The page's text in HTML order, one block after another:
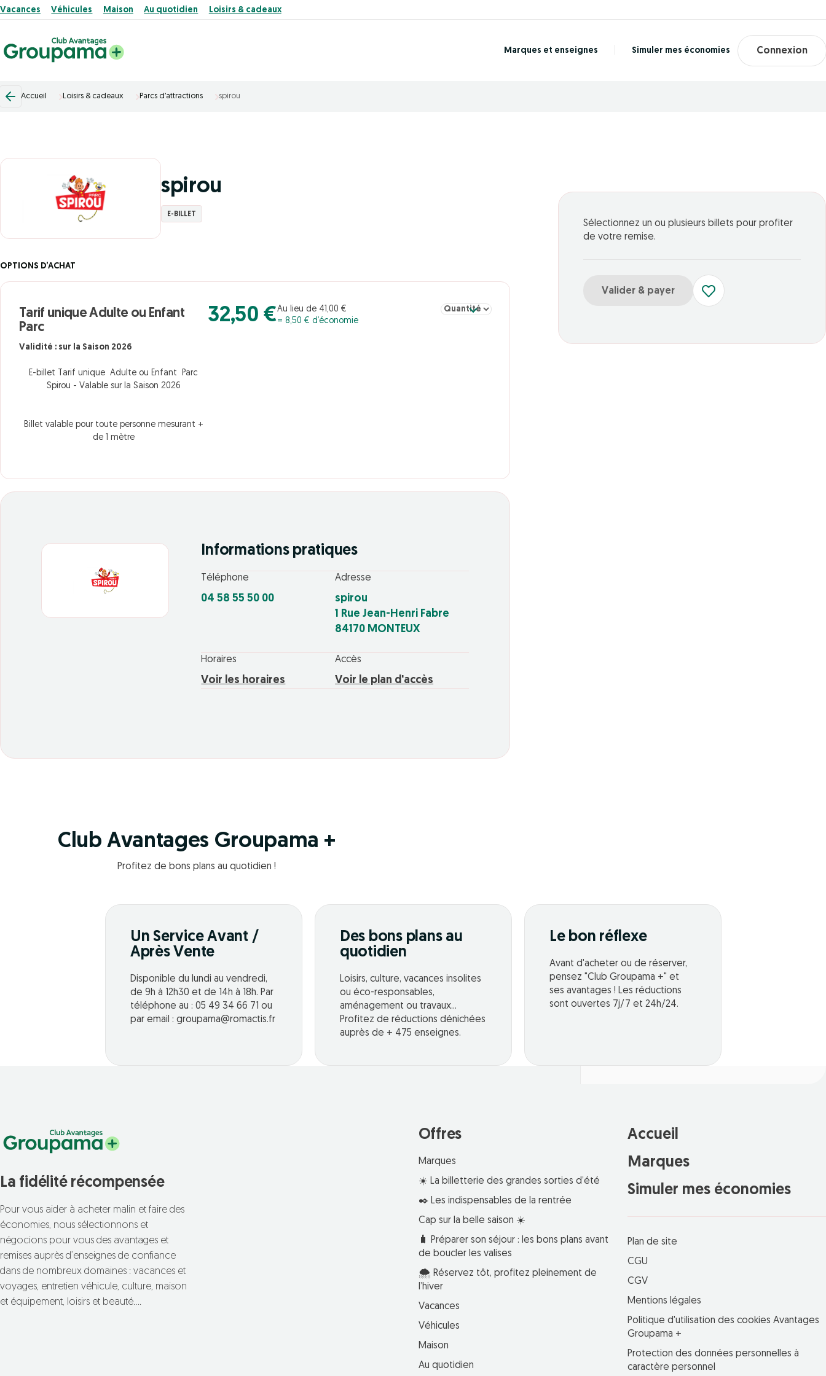
Vacances Véhicules Maison Au quotidien Loisirs & cadeaux
Marques et enseignes Simuler mes économies Connexion
Accueil Loisirs & cadeaux Parcs d’attractions spirou
spirou
E-BILLET
OPTIONS D’ACHAT
Tarif unique Adulte ou Enfant
Parc
Validité : sur la Saison 2026
E-billet Tarif unique Adulte ou Enfant Parc
Spirou - Valable sur la Saison 2026
Billet valable pour toute personne mesurant +
de 1 mètre
32,50 €Au lieu de 41,00 €
= 8,50 € d’économie
Sélectionner la quantité pour Tarif unique Adulte ou Enfant Parc
Informations pratiques
Téléphone
04 58 55 50 00
Adresse
spirou
1 Rue Jean-Henri Fabre
84170 MONTEUX
Horaires
Voir les horaires
Accès
Voir le plan d'accès
Sélectionnez un ou plusieurs billets pour profiter
de votre remise.
Valider & payer
Club Avantages Groupama +
Profitez de bons plans au quotidien !
Un Service Avant /
Après Vente
Disponible du lundi au vendredi,
de 9h à 12h30 et de 14h à 18h. Par
téléphone au : 05 49 34 66 71 ou
par email : groupama@romactis.fr
Des bons plans au
quotidien
Loisirs, culture, vacances insolites
ou éco-responsables,
aménagement ou travaux...
Profitez de réductions dénichées
auprès de + 475 enseignes.
Le bon réflexe
Avant d'acheter ou de réserver,
pensez "Club Groupama +" et
ses avantages ! Les réductions
sont ouvertes 7j/7 et 24h/24.
La fidélité récompensée
Pour vous aider à acheter malin et faire des
économies, nous sélectionnons et
négocions pour vous des avantages et
remises auprès d’enseignes de confiance
dans de nombreux domaines : vacances et
voyages, entretien véhicule, culture, maison
et équipement, loisirs et beauté….
Offres
Marques
☀️ La billetterie des grandes sorties d’été
✒️ Les indispensables de la rentrée
Cap sur la belle saison ☀️
🧳 Préparer son séjour : les bons plans avant
de boucler les valises
🌨️ Réservez tôt, profitez pleinement de
l’hiver
Vacances
Véhicules
Maison
Au quotidien
Accueil
Marques
Simuler mes économies
Plan de site
CGU
CGV
Mentions légales
Politique d'utilisation des cookies Avantages
Groupama +
Protection des données personnelles à
caractère personnel